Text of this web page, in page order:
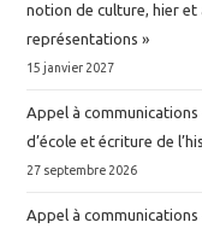
notion de culture, hier et
représentations »
15 janvier 2027
Appel à communications
d’école et écriture de
27 septembre 2026
Appel à communications